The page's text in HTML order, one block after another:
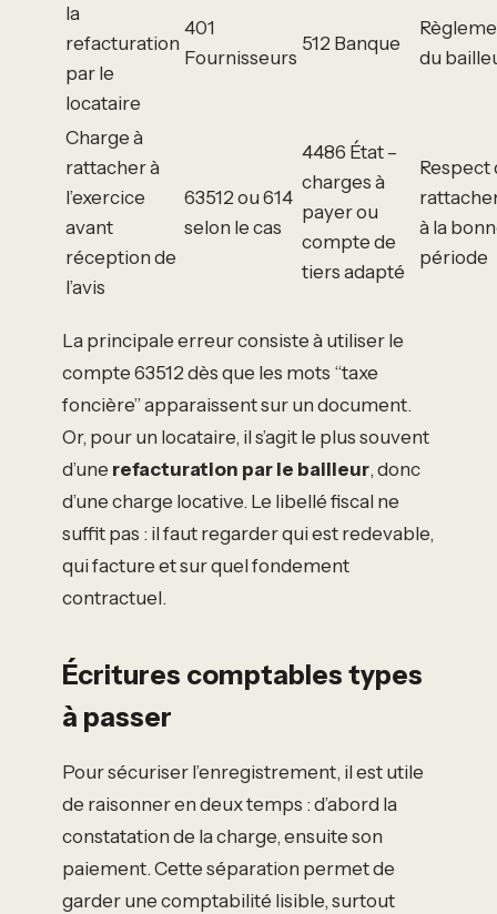
la
refacturation
par le
locataire
401
Fournisseurs
512 Banque
du
Charge à
rattacher à
l’exercice
avant
réception de
l’avis
63512 ou 614
selon le cas
4486 État –
charges à
payer ou
compte de
tiers adapté
Respect
à la
période
La principale erreur consiste à utiliser le
compte 63512 dès que les mots “taxe
foncière” apparaissent sur un document.
Or, pour un locataire, il s’agit le plus souvent
d’une refacturation par le bailleur, donc
d’une charge locative. Le libellé fiscal ne
suffit pas : il faut regarder qui est redevable,
qui facture et sur quel fondement
contractuel.
Écritures comptables types
à passer
Pour sécuriser l’enregistrement, il est utile
de raisonner en deux temps : d’abord la
constatation de la charge, ensuite son
paiement. Cette séparation permet de
garder une comptabilité lisible, surtout